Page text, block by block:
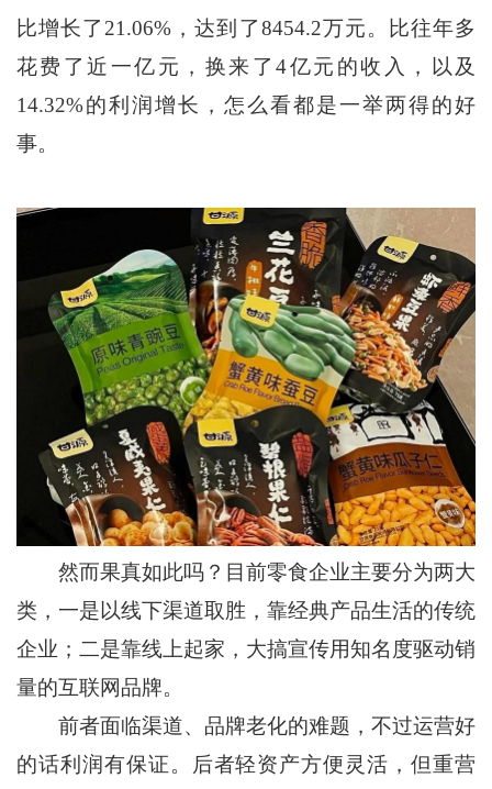
比增长了21.06%，达到了8454.2万元。比往年多
花费了近一亿元，换来了4亿元的收入，以及
14.32%的利润增长，怎么看都是一举两得的好
事。
然而果真如此吗？目前零食企业主要分为两大
类，一是以线下渠道取胜，靠经典产品生活的传统
企业；二是靠线上起家，大搞宣传用知名度驱动销
量的互联网品牌。
前者面临渠道、品牌老化的难题，不过运营好
的话利润有保证。后者轻资产方便灵活，但重营